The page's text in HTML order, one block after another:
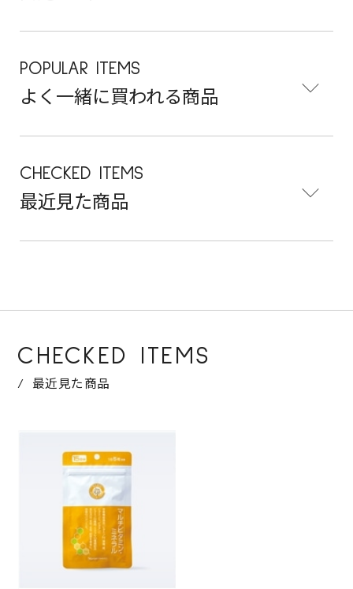
POPULAR ITEMS
よく一緒に買われる商品
CHECKED ITEMS
最近見た商品
CHECKED ITEMS
最近見た商品